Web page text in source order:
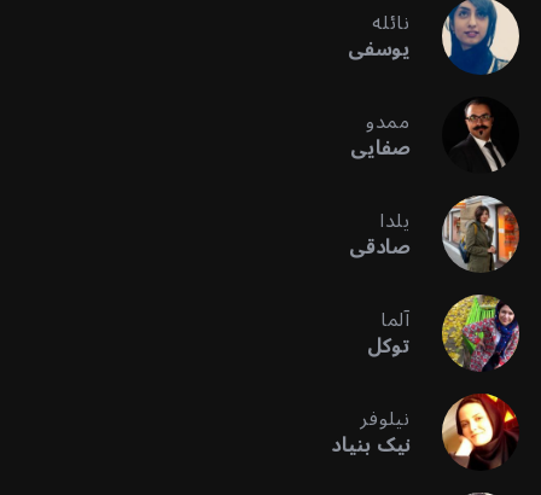
نائله
یوسفی
ممدو
صفایی
یلدا
صادقی
آلما
توکل
نیلوفر
نیک بنیاد